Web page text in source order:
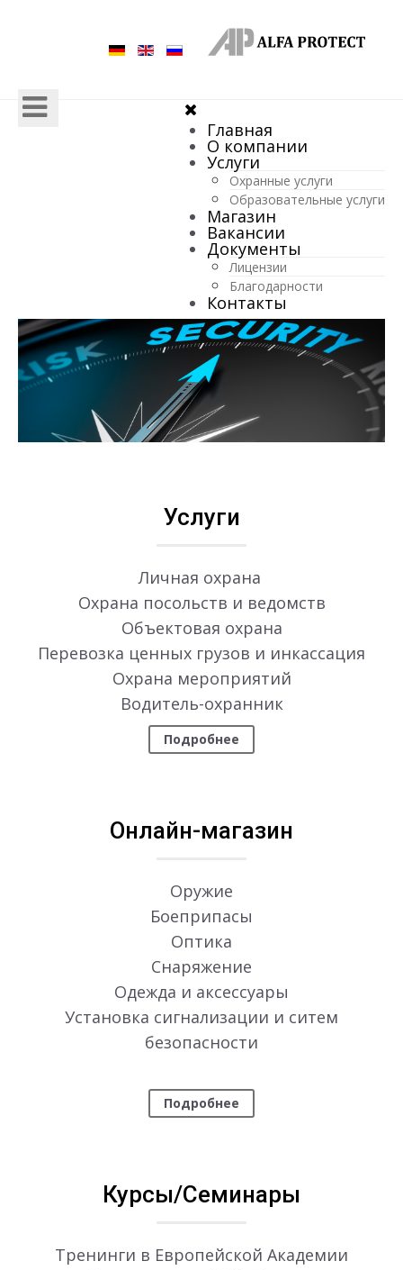
Главная
О компании
Услуги
Охранные услуги
Образовательные услуги
Магазин
Вакансии
Документы
Лицензии
Благодарности
Контакты
Услуги
Личная охрана
Охрана посольств и ведомств
Объектовая охрана
Перевозка ценных грузов и инкассация
Охрана мероприятий
Водитель-охранник
Подробнее
Онлайн-магазин
Оружие
Боеприпасы
Оптика
Снаряжение
Одежда и аксессуары
Установка сигнализации и ситем
безопасности
Подробнее
Курсы/Семинары
Тренинги в Европейской Академии